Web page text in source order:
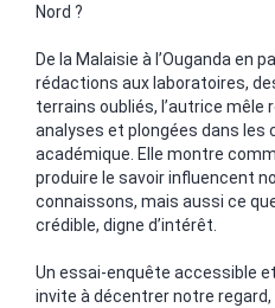
Nord ?
De la Malaisie à l’Ouganda en
rédactions aux laboratoires,
terrains oubliés, l’autrice
analyses et plongées dans les
académique. Elle montre
produire le savoir influencent
connaissons, mais aussi ce
crédible, digne d’intérêt.
Un essai-enquête accessible
invite à décentrer notre regard,